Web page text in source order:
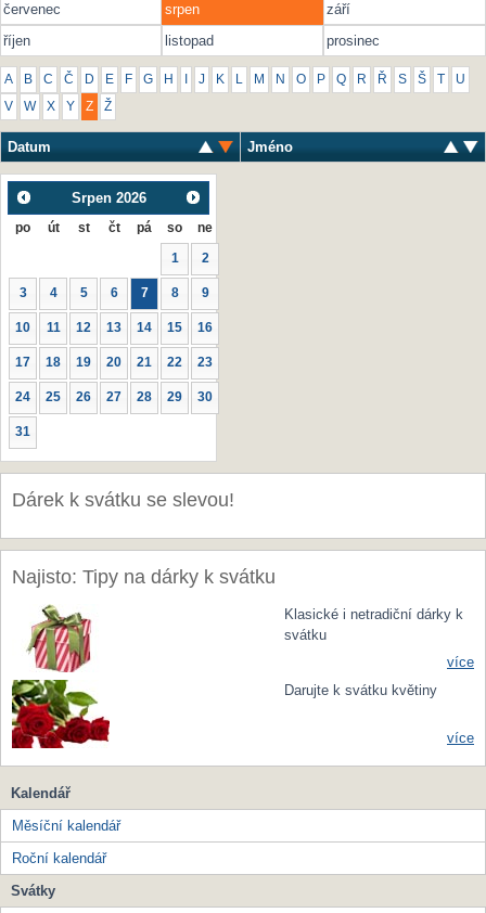
červenec
srpen
září
říjen
listopad prosinec
A B C Č D E F G H J K L M N O P Q R Ř S Š U
V W X Y Z Ž
Datum Jméno
Srpen 2026
po út st čt pá so ne
1 2
3 4 5 6 7 8 9
10 11 12 13 14 15 16
17 18 19 20 21 22 23
24 25 26 27 28 29 30
31
Dárek k svátku se slevou!
Najisto: Tipy na dárky k svátku
Klasické i netradiční dárky k
svátku
více
Darujte k svátku květiny
více
Kalendář
Měsíční kalendář
Roční kalendář
Svátky